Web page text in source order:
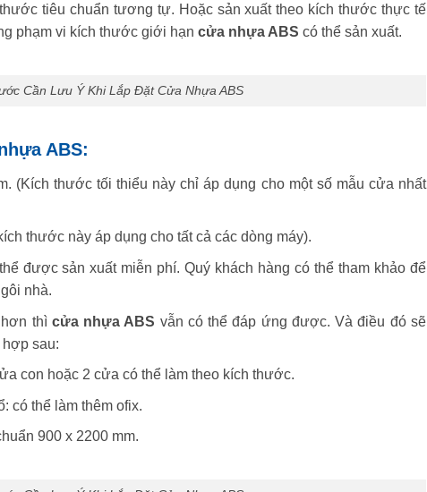
tiêu chuẩn tương tự. Hoặc sản xuất theo kích thước thực tế
phạm vi kích thước giới hạn cửa nhựa ABS có thể sản xuất.
Cần Lưu Ý Khi Lắp Đặt Cửa Nhựa ABS
ABS:
(Kích thước tối thiểu này chỉ áp dụng cho một số mẫu cửa nhất
thước này áp dụng cho tất cả các dòng máy).
được sản xuất miễn phí. Quý khách hàng có thể tham khảo để
nhà.
thì cửa nhựa ABS vẫn có thể đáp ứng được. Và điều đó sẽ
sau:
con hoặc 2 cửa có thể làm theo kích thước.
có thể làm thêm ofix.
900 x 2200 mm.